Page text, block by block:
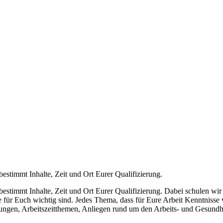
Inhalte, Zeit und Ort Eurer Qualifizierung.
Inhalte, Zeit und Ort Eurer Qualifizierung. Dabei schulen
Euch wichtig sind. Jedes Thema, dass für Eure Arbeit
Arbeitszeitthemen, Anliegen rund um den Arbeits- und